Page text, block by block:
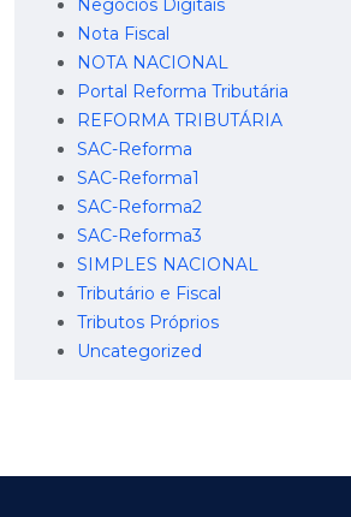
Negócios Digitais
Nota Fiscal
NOTA NACIONAL
Portal Reforma Tributária
REFORMA TRIBUTÁRIA
SAC-Reforma
SAC-Reforma1
SAC-Reforma2
SAC-Reforma3
SIMPLES NACIONAL
Tributário e Fiscal
Tributos Próprios
Uncategorized